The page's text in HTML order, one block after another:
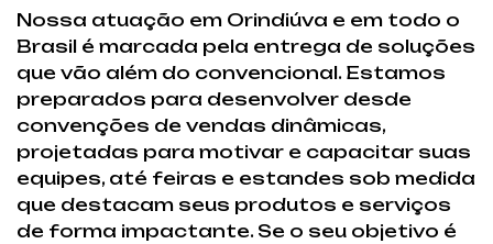
Nossa atuação em Orindiúva e em todo o
Brasil é marcada pela entrega de soluções
que vão além do convencional. Estamos
preparados para desenvolver desde
convenções de vendas dinâmicas,
projetadas para motivar e capacitar suas
equipes, até feiras e estandes sob medida
que destacam seus produtos e serviços
de forma impactante. Se o seu objetivo é